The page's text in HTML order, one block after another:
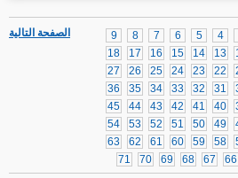
الصفحة التالية 4
5
6
7
8
9
13
14
15
16
17
18
22
23
24
25
26
27
31
32
33
34
35
36
40
41
42
43
44
45
49
50
51
52
53
54
58
59
60
61
62
63
66
67
68
69
70
71